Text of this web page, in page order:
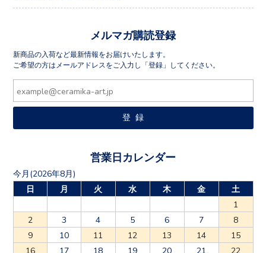
メルマガ購読登録
新商品の入荷など最新情報をお届けいたします。
ご希望の方はメールアドレスをご入力し「登録」してください。
営業日カレンダー
今月(2026年8月)
日
月 火 水 木 金
土
1
2
3 4 5 6 7
8
9
10 11 12 13 14
15
16
17 18 19 20 21
22